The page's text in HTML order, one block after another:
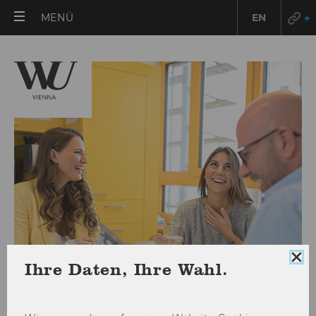
MENÜ EN
Ihre Daten, Ihre Wahl.